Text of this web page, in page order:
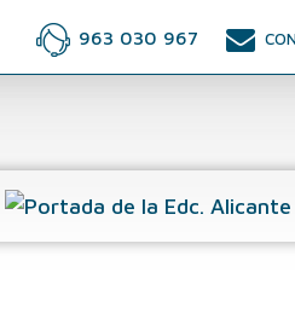
963 030 967